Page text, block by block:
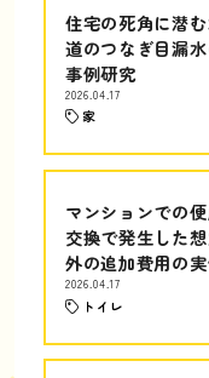
住宅の死角に潜
道のつなぎ目漏
事例研究
2026.04.17
家
マンションでの
交換で発生した
外の追加費用の
2026.04.17
トイレ